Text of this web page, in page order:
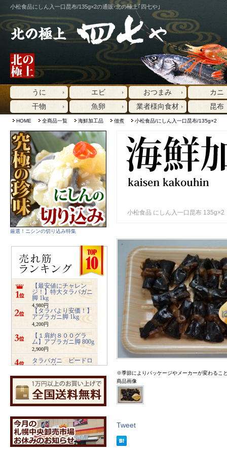
小松食品にしん入一口昆布/135g×2の通販-北の極上｢四七や｣
うに エビ おつまみ
カニ
干物
魚卵 業者様向食材 昆布
HOME 全商品一覧 海鮮加工品 佃煮 小松食品/にしん入一口昆布/135g×2
小松食品 にしん入一口昆布 135g×2
※季節によりパッケージやメーカーが変わるこ
商品画像
Tweet
厳選！ニシンの切り込み特集
【最安値にチャレン
ジ！】特大タラバガニ
脚 1kg
4,980円
【タラバより安価！】
アブラガニ脚 1kg
4,200円
【１肩約８００グラ
ム】アブラガニ脚 800g
2,900円
タラバガニ ビードロ
カット 1kg
ズワイガニ ビードロ
カット 1kg
3,400円
り】みちのく松前
4,800円
【特大2キロ入り】業務
用ホッキ貝サラダ
4,900円